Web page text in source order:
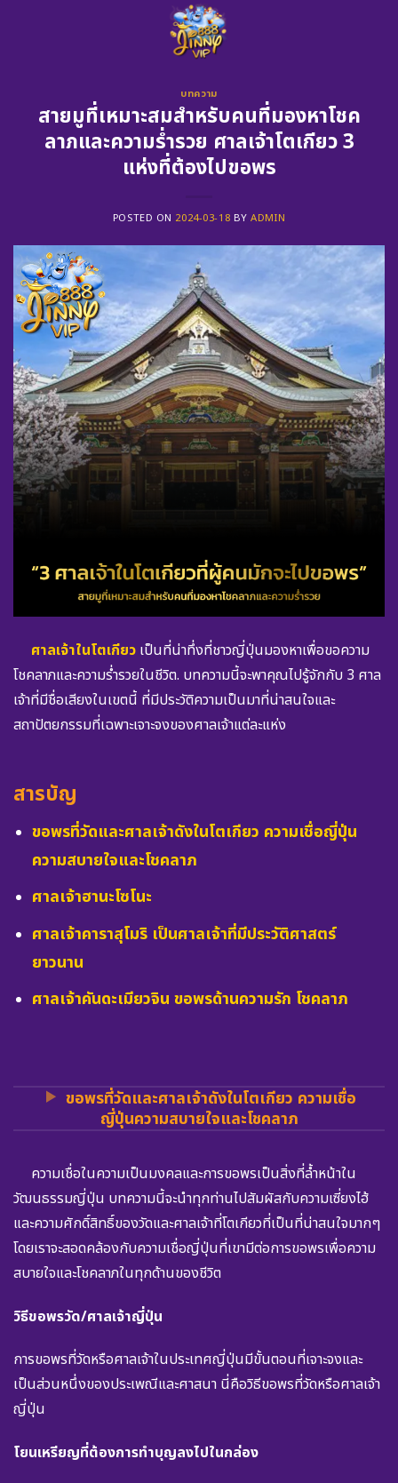
บทความ
สายมูที่เหมาะสมสำหรับคนที่มองหาโชค
ลาภและความร่ำรวย ศาลเจ้าโตเกียว 3
แห่งที่ต้องไปขอพร
POSTED ON 2024-03-18 BYADMIN
ศาลเจ้าในโตเกียว เป็นที่น่าทึ่งที่ชาวญี่ปุ่นมองหาเพื่อขอความ
โชคลาภและความร่ำรวยในชีวิต. บทความนี้จะพาคุณไปรู้จักกับ 3 ศาล
เจ้าที่มีชื่อเสียงในเขตนี้ ที่มีประวัติความเป็นมาที่น่าสนใจและ
สถาปัตยกรรมที่เฉพาะเจาะจงของศาลเจ้าแต่ละแห่ง
สารบัญ
ขอพรที่วัดและศาลเจ้าดังในโตเกียว ความเชื่อญี่ปุ่น
ความสบายใจและโชคลาภ
ศาลเจ้าฮานะโซโนะ
ศาลเจ้าคาราสุโมริ เป็นศาลเจ้าที่มีประวัติศาสตร์
ยาวนาน
ศาลเจ้าคันดะเมียวจิน ขอพรด้านความรัก โชคลาภ
ขอพรที่วัดและศาลเจ้าดังในโตเกียว ความเชื่อ
ญี่ปุ่นความสบายใจและโชคลาภ
ความเชื่อในความเป็นมงคลและการขอพรเป็นสิ่งที่ล้ำหน้าใน
วัฒนธรรมญี่ปุ่น บทความนี้จะนำทุกท่านไปสัมผัสกับความเซี่ยงไฮ้
และความศักดิ์สิทธิ์ของวัดและศาลเจ้าที่โตเกียวที่เป็นที่น่าสนใจมากๆ
โดยเราจะสอดคล้องกับความเชื่อญี่ปุ่นที่เขามีต่อการขอพรเพื่อความ
สบายใจและโชคลาภในทุกด้านของชีวิต
วิธีขอพรวัด/ศาลเจ้าญี่ปุ่น
การขอพรที่วัดหรือศาลเจ้าในประเทศญี่ปุ่นมีขั้นตอนที่เจาะจงและ
เป็นส่วนหนึ่งของประเพณีและศาสนา นี่คือวิธีขอพรที่วัดหรือศาลเจ้า
ญี่ปุ่น
โยนเหรียญที่ต้องการทำบุญลงไปในกล่อง